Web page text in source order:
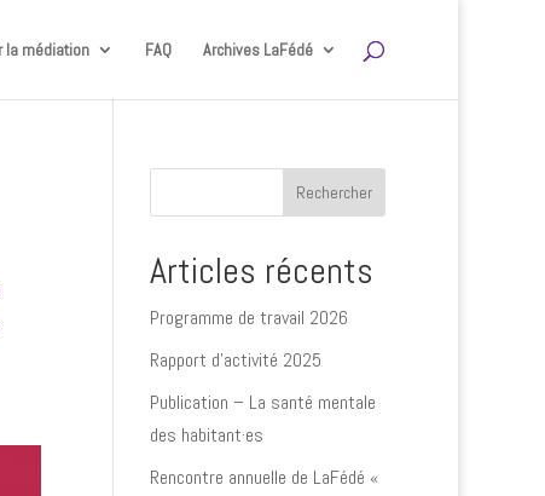
la médiation FAQ Archives LaFédé
Rechercher
Articles récents
Programme de travail 2026
Rapport d’activité 2025
Publication – La santé mentale
des habitant·es
Rencontre annuelle de LaFédé «